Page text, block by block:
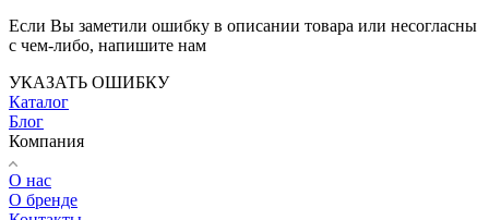
Если Вы заметили ошибку в описании товара или несогласны
с чем-либо, напишите нам
УКАЗАТЬ ОШИБКУ
Каталог
Блог
Компания
О нас
О бренде